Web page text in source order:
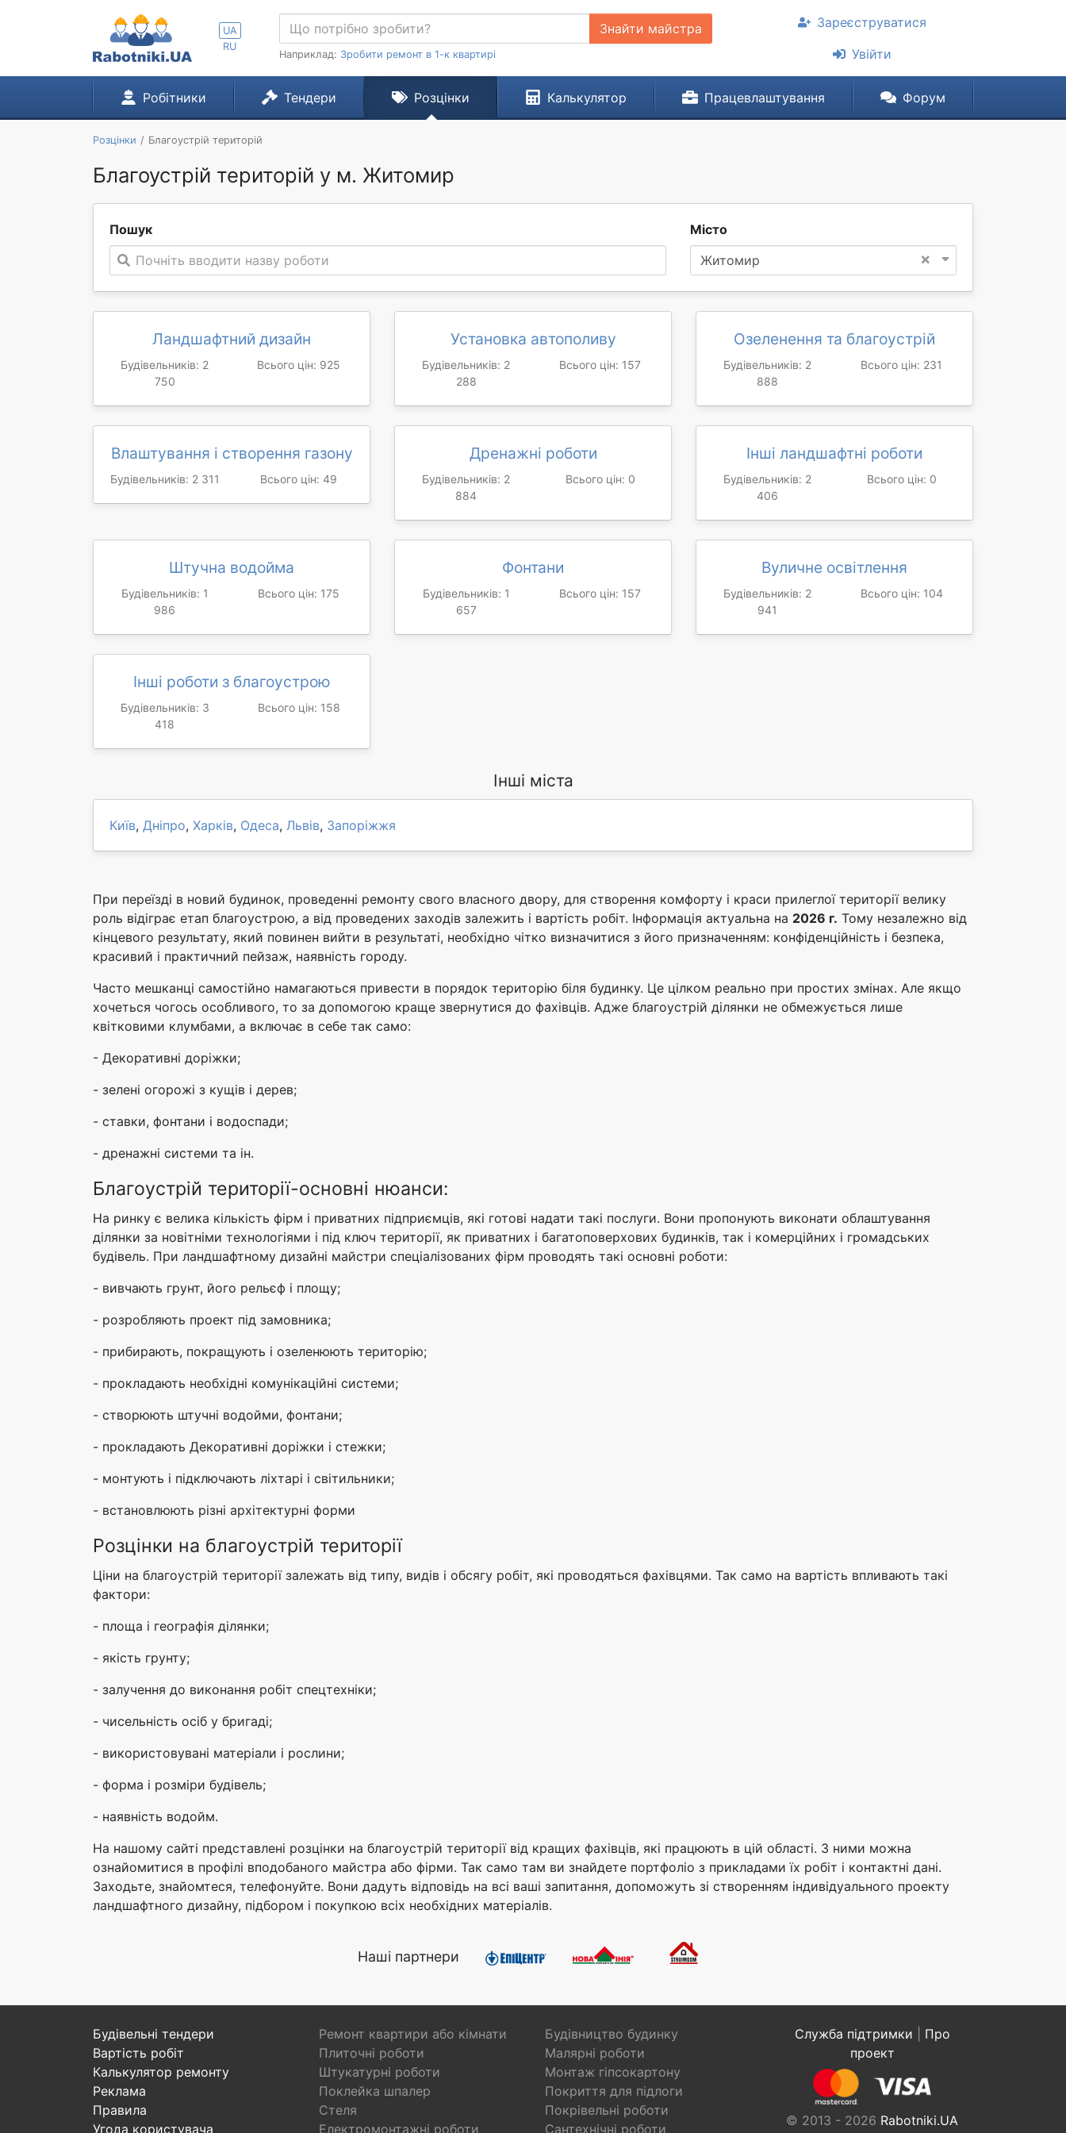
UA
RU
Знайти майстра
Наприклад: Зробити ремонт в 1-к квартирі
Зареєструватися
Увійти
Робітники Тендери Розцінки Калькулятор Працевлаштування Форум
Розцінки Благоустрій територій
Благоустрій територій у м. Житомир
Пошук
Почніть вводити назву роботи
Місто
×
Житомир
Ландшафтний дизайн
Будівельників: 2
750
Всього цін: 925
Установка автополиву
Будівельників: 2
288
Всього цін: 157
Озеленення та благоустрій
Будівельників: 2
888
Всього цін: 231
Влаштування і створення газону
Будівельників: 2 311 Всього цін: 49
Дренажні роботи
Будівельників: 2
884
Всього цін: 0
Інші ландшафтні роботи
Будівельників: 2
406
Всього цін: 0
Штучна водойма
Будівельників: 1
986
Всього цін: 175
Фонтани
Будівельників: 1
657
Всього цін: 157
Вуличне освітлення
Будівельників: 2
941
Всього цін: 104
Інші роботи з благоустрою
Будівельників: 3
418
Всього цін: 158
Інші міста
Київ, Дніпро, Харків, Одеса, Львів, Запоріжжя
При переїзді в новий будинок, проведенні ремонту свого власного двору, для створення комфорту і краси прилеглої території велику
роль відіграє етап благоустрою, а від проведених заходів залежить і вартість робіт. Інформація актуальна на 2026 г. Тому незалежно від
кінцевого результату, який повинен вийти в результаті, необхідно чітко визначитися з його призначенням: конфіденційність і безпека,
красивий і практичний пейзаж, наявність городу.
Часто мешканці самостійно намагаються привести в порядок територію біля будинку. Це цілком реально при простих змінах. Але якщо
хочеться чогось особливого, то за допомогою краще звернутися до фахівців. Адже благоустрій ділянки не обмежується лише
квітковими клумбами, а включає в себе так само:
- Декоративні доріжки;
- зелені огорожі з кущів і дерев;
- ставки, фонтани і водоспади;
- дренажні системи та ін.
Благоустрій території-основні нюанси:
На ринку є велика кількість фірм і приватних підприємців, які готові надати такі послуги. Вони пропонують виконати облаштування
ділянки за новітніми технологіями і під ключ території, як приватних і багатоповерхових будинків, так і комерційних і громадських
будівель. При ландшафтному дизайні майстри спеціалізованих фірм проводять такі основні роботи:
- вивчають грунт, його рельєф і площу;
- розробляють проект під замовника;
- прибирають, покращують і озеленюють територію;
- прокладають необхідні комунікаційні системи;
- створюють штучні водойми, фонтани;
- прокладають Декоративні доріжки і стежки;
- монтують і підключають ліхтарі і світильники;
- встановлюють різні архітектурні форми
Розцінки на благоустрій території
Ціни на благоустрій території залежать від типу, видів і обсягу робіт, які проводяться фахівцями. Так само на вартість впливають такі
фактори:
- площа і географія ділянки;
- якість грунту;
- залучення до виконання робіт спецтехніки;
- чисельність осіб у бригаді;
- використовувані матеріали і рослини;
- форма і розміри будівель;
- наявність водойм.
На нашому сайті представлені розцінки на благоустрій території від кращих фахівців, які працюють в цій області. З ними можна
ознайомитися в профілі вподобаного майстра або фірми. Так само там ви знайдете портфоліо з прикладами їх робіт і контактні дані.
Заходьте, знайомтеся, телефонуйте. Вони дадуть відповідь на всі ваші запитання, допоможуть зі створенням індивідуального проекту
ландшафтного дизайну, підбором і покупкою всіх необхідних матеріалів.
Наші партнери
Будівельні тендери
Вартість робіт
Калькулятор ремонту
Реклама
Правила
Угода користувача
Ремонт квартири або кімнати
Будівництво будинку
Плиточні роботи
Малярні роботи
Штукатурні роботи
Монтаж гіпсокартону
Поклейка шпалер
Покриття для підлоги
Стеля
Покрівельні роботи
Електромонтажні роботи
Сантехнічні роботи
Служба підтримки
Про
проект
© 2013 - 2026 Rabotniki.UA